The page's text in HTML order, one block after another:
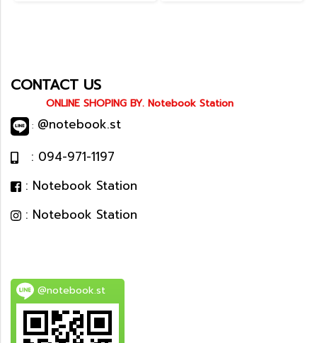
CONTACT US
ONLINE SHOPING BY. Notebook Station
: @notebook.st
: 094-971-1197
: Notebook Station
: Notebook Station
@notebook.st